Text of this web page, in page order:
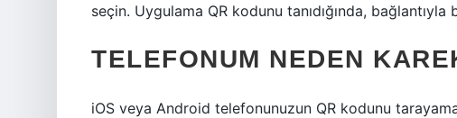
seçin. Uygulama QR kodunu tanıdığında,
TELEFONUM NEDEN
iOS veya Android telefonunuzun QR kodunu